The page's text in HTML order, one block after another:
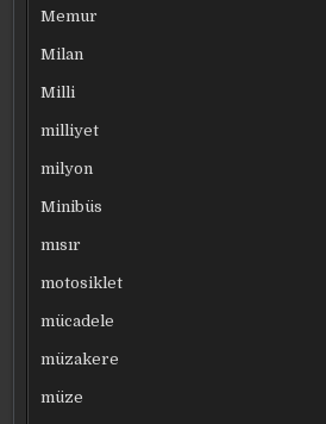
Memur
Milan
Milli
milliyet
milyon
Minibüs
mısır
motosiklet
mücadele
müzakere
müze